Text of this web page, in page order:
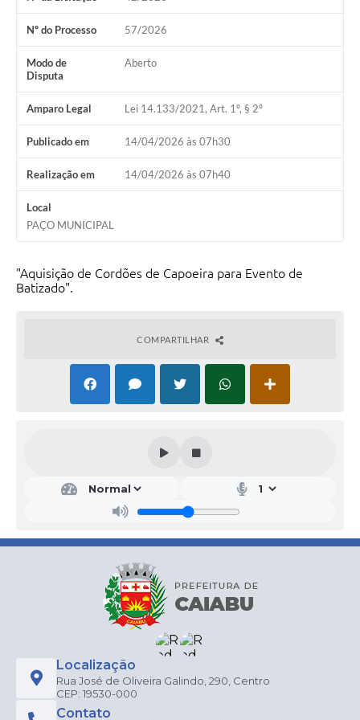
Nº do Processo 57/2026
Modo de
Disputa
Aberto
Amparo Legal Lei 14.133/2021, Art. 1º, § 2º
Publicado em 14/04/2026 às 07h30
Realização em 14/04/2026 às 07h40
Local
PAÇO MUNICIPAL
"Aquisição de Cordões de Capoeira para Evento de
Batizado".
COMPARTILHAR
Localização
Rua José de Oliveira Galindo, 290, Centro
CEP: 19530-000
Contato